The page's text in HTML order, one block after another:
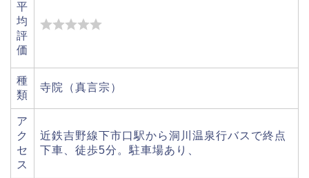
平
均
評
価
種
類
寺院（真言宗）
ア
ク
セ
ス
近鉄吉野線下市口駅から洞川温泉行バスで終点
下車、徒歩5分。駐車場あり、